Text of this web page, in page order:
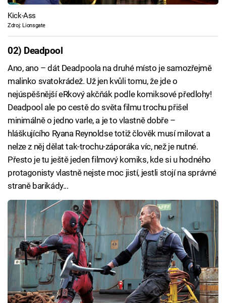
Kick-Ass
Zdroj: Lionsgate
02) Deadpool
Ano, ano – dát Deadpoola na druhé místo je samozřejmě
malinko svatokrádež. Už jen kvůli tomu, že jde o
nejúspěšnější eRkový akčňák podle komiksové předlohy!
Deadpool ale po cestě do světa filmu trochu přišel
minimálně o jedno varle, a je to vlastně dobře –
hláškujícího Ryana Reynoldse totiž člověk musí milovat a
nelze z něj dělat tak-trochu-záporáka víc, než je nutné.
Přesto je tu ještě jeden filmový komiks, kde si u hodného
protagonisty vlastně nejste moc jistí, jestli stojí na správné
straně barikády...